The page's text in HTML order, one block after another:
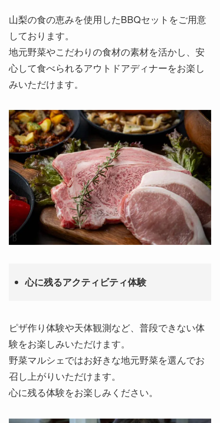
山梨の食の恵みを使用したBBQセットをご用意
しております。
地元野菜やこだわりの食材の素材を活かし、安
心して食べられるアウトドアディナーをお楽し
みいただけます。
心に残るアクティビティ体験
ピザ作り体験や天体観測など、普段できない体
験をお楽しみいただけます。
野菜マルシェではお好きな地元野菜を選んでお
召し上がりいただけます。
心に残る体験をお楽しみください。